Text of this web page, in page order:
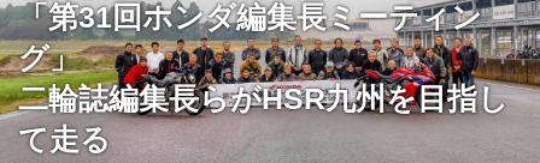
「第31回ホンダ編集長ミーティン
グ」
二輪誌編集長らがHSR九州を目指し
て走る